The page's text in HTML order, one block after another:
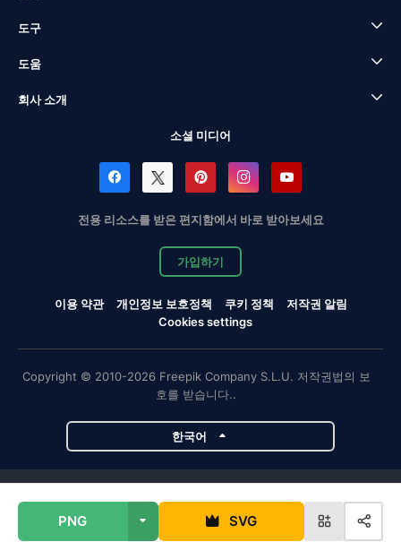
PNG SVG
도구
도움
회사 소개
소셜 미디어
전용 리소스를 받은 편지함에서 바로 받아보세요
가입하기
이용 약관 개인정보 보호정책 쿠키 정책
저작권 알림
Cookies settings
Copyright © 2010-2026 Freepik Company S.L.U. 저작권법의 보
호를 받습니다..
한국어